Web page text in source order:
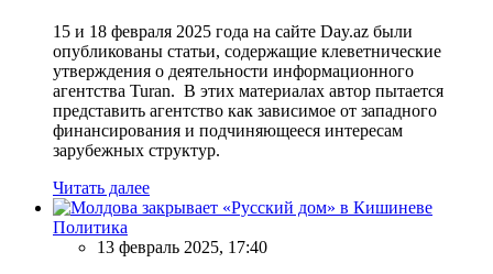
15 и 18 февраля 2025 года на сайте Day.az были
опубликованы статьи, содержащие клеветнические
утверждения о деятельности информационного
агентства Turan. В этих материалах автор пытается
представить агентство как зависимое от западного
финансирования и подчиняющееся интересам
зарубежных структур.
Читать далее
Политика
13 февраль 2025, 17:40